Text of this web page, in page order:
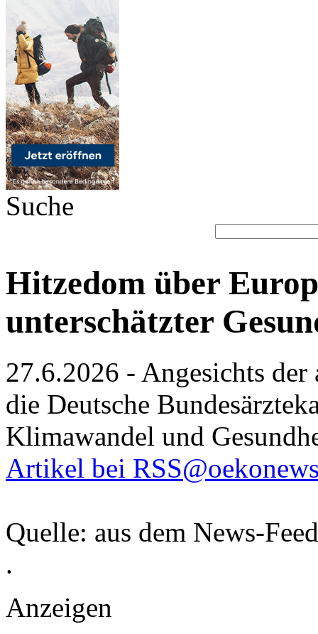
Suche
Hitzedom über
unterschätzter
27.6.2026 - Angesichts
die Deutsche
Klimawandel und
Artikel bei
Quelle: aus dem News-
.
Anzeigen